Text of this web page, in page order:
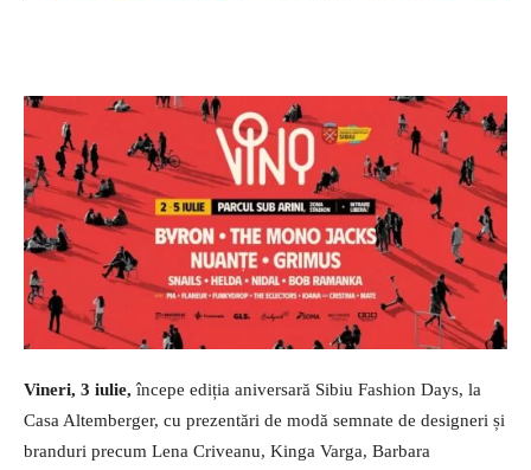
Vineri, 3 iulie, începe ediția aniversară Sibiu Fashion Days, la
Casa Altemberger, cu prezentări de modă semnate de designeri și
branduri precum Lena Criveanu, Kinga Varga, Barbara